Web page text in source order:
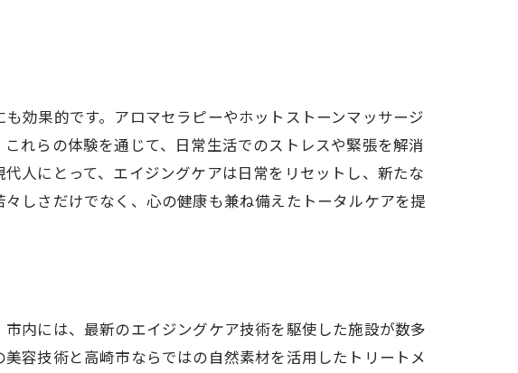
る
識
法
効果的です。アロマセラピーやホットストーンマッサージ
れらの体験を通じて、日常生活でのストレスや緊張を解消
人にとって、エイジングケアは日常をリセットし、新たな
しさだけでなく、心の健康も兼ね備えたトータルケアを提
内には、最新のエイジングケア技術を駆使した施設が数多
容技術と高崎市ならではの自然素材を活用したトリートメ